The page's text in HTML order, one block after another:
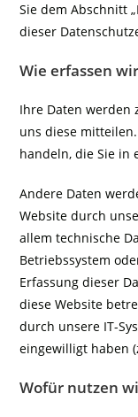
Sie dem Abschnitt
dieser
Wie erfassen
Ihre Daten werden
uns diese
handeln, die Sie in
Andere Daten
Website durch
allem technische
Betriebssystem
Erfassung dieser
diese Website
durch unsere IT-
eingewilligt haben
Wofür nutzen